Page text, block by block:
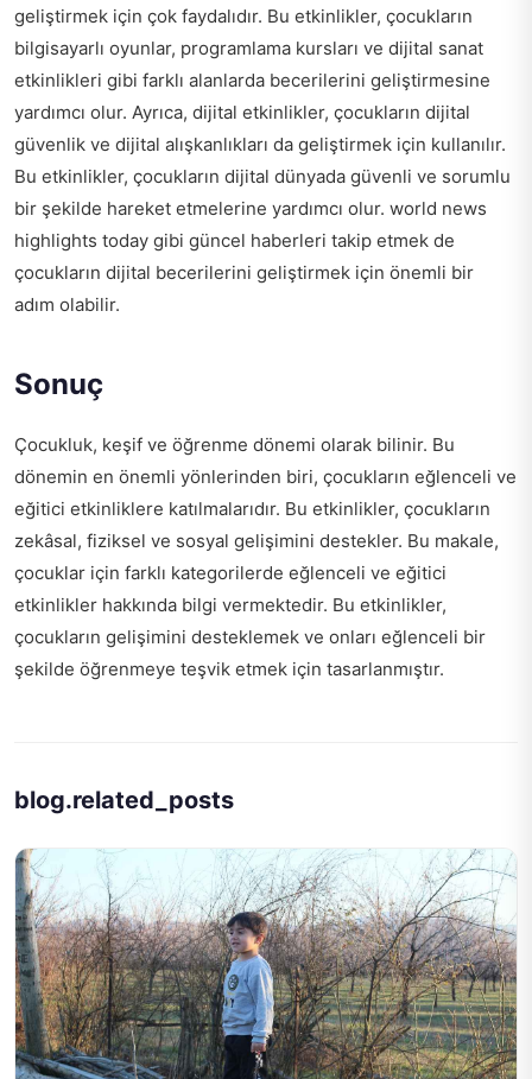
geliştirmek için çok faydalıdır. Bu etkinlikler, çocukların
bilgisayarlı oyunlar, programlama kursları ve dijital sanat
etkinlikleri gibi farklı alanlarda becerilerini geliştirmesine
yardımcı olur. Ayrıca, dijital etkinlikler, çocukların dijital
güvenlik ve dijital alışkanlıkları da geliştirmek için kullanılır.
Bu etkinlikler, çocukların dijital dünyada güvenli ve sorumlu
bir şekilde hareket etmelerine yardımcı olur. world news
highlights today gibi güncel haberleri takip etmek de
çocukların dijital becerilerini geliştirmek için önemli bir
adım olabilir.
Sonuç
Çocukluk, keşif ve öğrenme dönemi olarak bilinir. Bu
dönemin en önemli yönlerinden biri, çocukların eğlenceli ve
eğitici etkinliklere katılmalarıdır. Bu etkinlikler, çocukların
zekâsal, fiziksel ve sosyal gelişimini destekler. Bu makale,
çocuklar için farklı kategorilerde eğlenceli ve eğitici
etkinlikler hakkında bilgi vermektedir. Bu etkinlikler,
çocukların gelişimini desteklemek ve onları eğlenceli bir
şekilde öğrenmeye teşvik etmek için tasarlanmıştır.
blog.related_posts